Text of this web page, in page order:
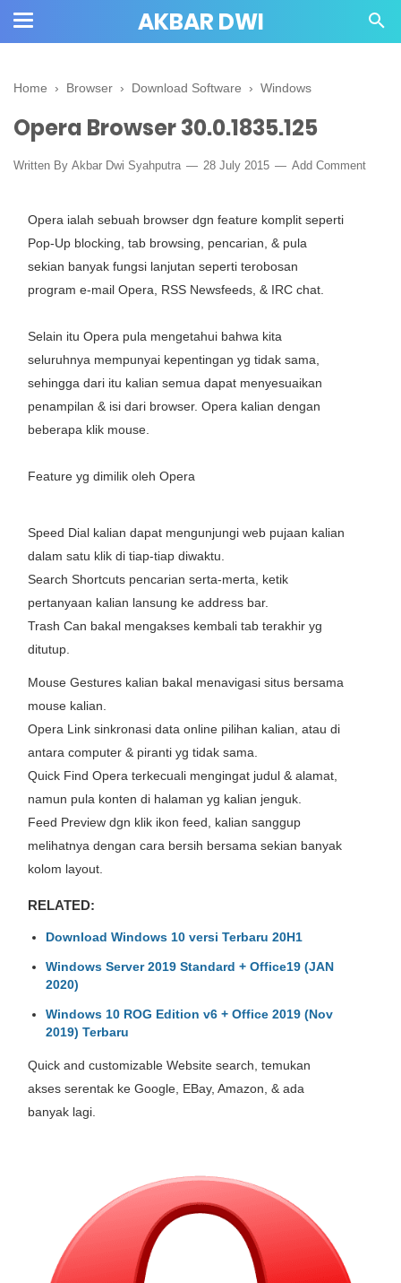
AKBAR DWI
Home › Browser › Download Software › Windows
Opera Browser 30.0.1835.125
Written By Akbar Dwi Syahputra 28 July 2015 Add Comment
Opera ialah sebuah browser dgn feature komplit seperti
Pop-Up blocking, tab browsing, pencarian, & pula
sekian banyak fungsi lanjutan seperti terobosan
program e-mail Opera, RSS Newsfeeds, & IRC chat.
Selain itu Opera pula mengetahui bahwa kita
seluruhnya mempunyai kepentingan yg tidak sama
sehingga dari itu kalian semua dapat menyesuaikan
penampilan & isi dari browser. Opera kalian dengan
beberapa klik mouse.
Feature yg dimilik oleh Opera
Speed Dial kalian dapat mengunjungi web pujaan kalian
dalam satu klik di tiap-tiap diwaktu
Search Shortcuts pencarian serta-merta , ketik
pertanyaan kalian lansung ke address bar.
Trash Can bakal mengakses kembali tab terakhir yg
ditutup.
Mouse Gestures kalian bakal menavigasi situs bersama
mouse kalian.
Opera Link sinkronasi data online pilihan kalian, atau di
antara computer & piranti yg tidak sama
Quick Find Opera terkecuali mengingat judul & alamat,
namun pula konten di halaman yg kalian jenguk
Feed Preview dgn klik ikon feed, kalian sanggup
melihatnya dengan cara bersih bersama sekian banyak
kolom layout.
RELATED:
Download Windows 10 versi Terbaru 20H1
Windows Server 2019 Standard + Office19 (JAN
2020)
Windows 10 ROG Edition v6 + Office 2019 (Nov
2019) Terbaru
Quick and customizable Website search, temukan
akses serentak ke Google, EBay, Amazon, & ada
banyak lagi.